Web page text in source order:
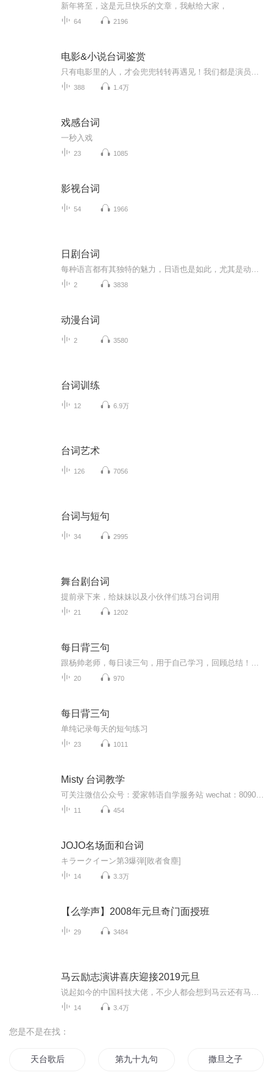
新年将至，这是元旦快乐的文章，我献给大家，
64 2196
电影&小说台词鉴赏
388 1.4万
戏感台词
一秒入戏
23 1085
影视台词
54 1966
日剧台词
2 3838
动漫台词
2 3580
台词训练
12 6.9万
台词艺术
126 7056
台词与短句
34 2995
舞台剧台词
提前录下来，给妹妹以及小伙伴们练习台词用
21 1202
每日背三句
20 970
每日背三句
单纯记录每天的短句练习
23 1011
Misty 台词教学
11 454
JOJO名场面和台词
キラークイーン第3爆弾[敗者食塵]
14 3.3万
【么学声】2008年元旦奇门面授班
29 3484
马云励志演讲喜庆迎接2019元旦
14 3.4万
您是不是在找：
天台歌后 第九十九句对不起 撒旦之子